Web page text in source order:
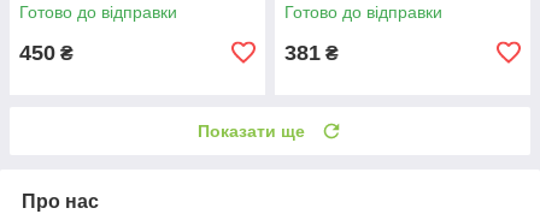
Готово до відправки
450 ₴
Готово до відправки
381 ₴
Показати ще
Про нас